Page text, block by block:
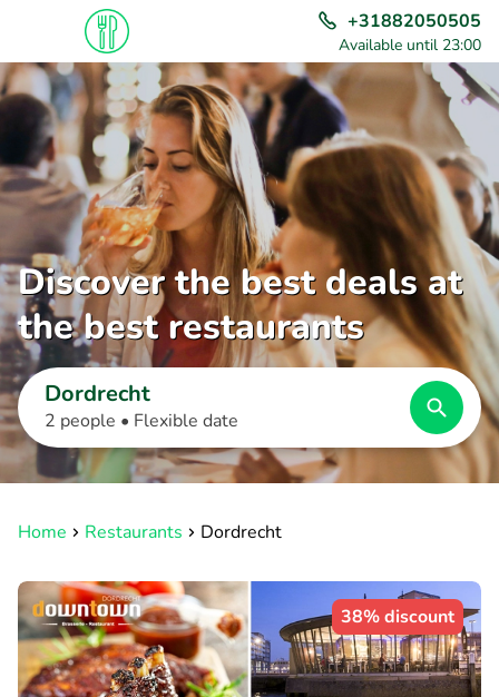
+31882050505
Available until 23:00
Discover the best deals at
the best restaurants
Dordrecht
2 people • Flexible date
Home Restaurants Dordrecht
38% discount